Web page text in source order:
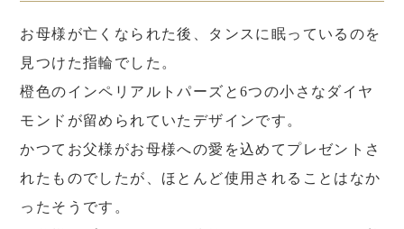
お母様が亡くなられた後、タンスに眠っているのを
見つけた指輪でした。
橙色のインペリアルトパーズと6つの小さなダイヤ
モンドが留められていたデザインです。
かつてお父様がお母様への愛を込めてプレゼントさ
れたものでしたが、ほとんど使用されることはなか
ったそうです。